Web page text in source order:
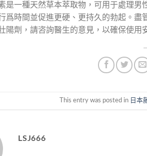
是一種天然草本萃取物，可用于處理
爲時間並促進更硬、更持久的勃起。
陽劑，請咨詢醫生的意見，以確保使用
This entry was posted in 日本
LSJ666